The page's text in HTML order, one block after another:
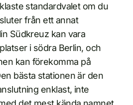
standardvalet om du
från ett annat
Südkreuz kan vara
i södra Berlin, och
kan förekomma på
bästa stationen är den
enklast, inte